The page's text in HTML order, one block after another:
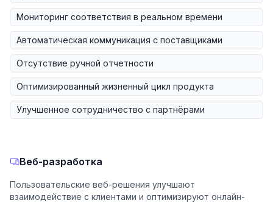
Мониторинг соответствия в реальном времени
Автоматическая коммуникация с поставщиками
Отсутствие ручной отчетности
Оптимизированный жизненный цикл продукта
Улучшенное сотрудничество с партнёрами
Веб-разработка
Пользовательские веб-решения улучшают
взаимодействие с клиентами и оптимизируют онлайн-